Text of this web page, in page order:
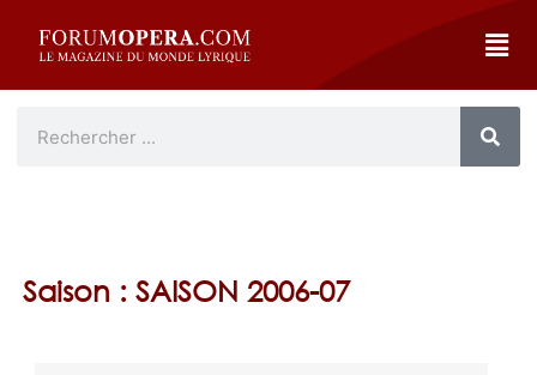
Saison : SAISON 2006-07